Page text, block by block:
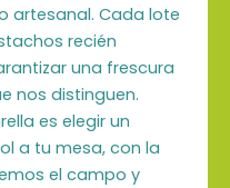
artesanal. Cada lote
recién
una frescura
nos distinguen.
es elegir un
a tu mesa, con la
el campo y